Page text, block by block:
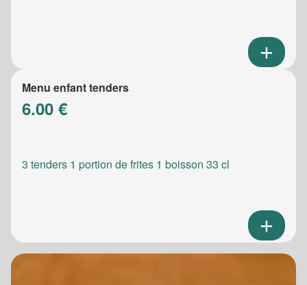
Menu enfant tenders
6.00 €
3 tenders 1 portion de frites 1 boisson 33 cl